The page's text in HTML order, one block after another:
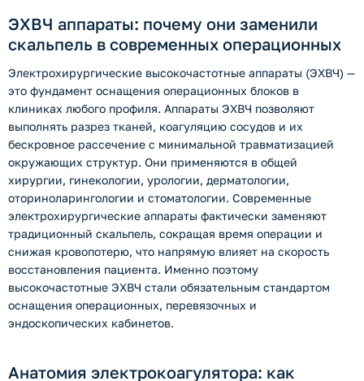
ЭХВЧ аппараты: почему они заменили
скальпель в современных операционных
Электрохирургические высокочастотные аппараты (ЭХВЧ) —
это фундамент оснащения операционных блоков в
клиниках любого профиля. Аппараты ЭХВЧ позволяют
выполнять разрез тканей, коагуляцию сосудов и их
бескровное рассечение с минимальной травматизацией
окружающих структур. Они применяются в общей
хирургии, гинекологии, урологии, дерматологии,
оториноларингологии и стоматологии. Современные
электрохирургические аппараты фактически заменяют
традиционный скальпель, сокращая время операции и
снижая кровопотерю, что напрямую влияет на скорость
восстановления пациента. Именно поэтому
высокочастотные ЭХВЧ стали обязательным стандартом
оснащения операционных, перевязочных и
эндоскопических кабинетов.
Анатомия электрокоагулятора: как